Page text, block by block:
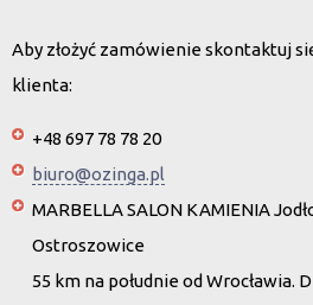
Aby złożyć zamówienie skontaktuj
klienta:
+48 697 78 78 20
biuro@ozinga.pl
MARBELLA SALON KAMIENIA
Ostroszowice
55 km na południe od Wrocławia.